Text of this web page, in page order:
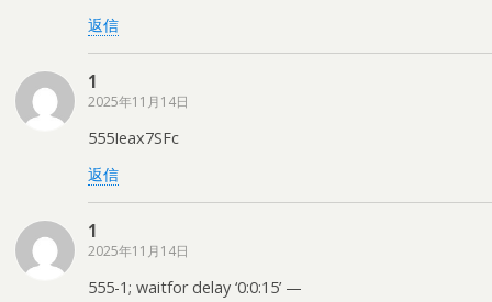
返信
1
2025年11月14日
555Ieax7SFc
返信
1
2025年11月14日
555-1; waitfor delay ‘0:0:15’ —